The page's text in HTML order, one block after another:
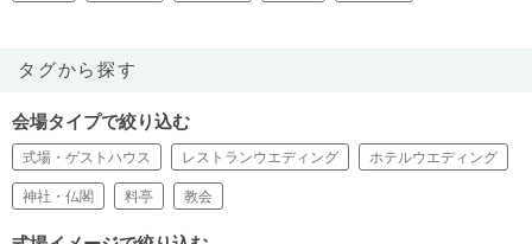
タグから探す
会場タイプで絞り込む
式場・ゲストハウス レストランウエディング ホテルウエディング
神社・仏閣 料亭 教会